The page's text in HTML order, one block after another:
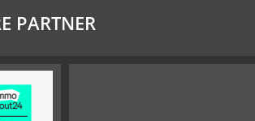
PARTNER